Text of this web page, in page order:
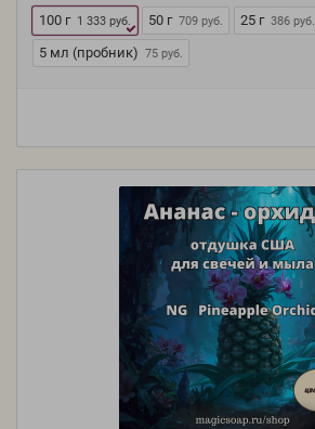
100 г 1 333 руб. 50 г 709 руб. 25 г 386 руб.
5 мл (пробник) 75 руб.